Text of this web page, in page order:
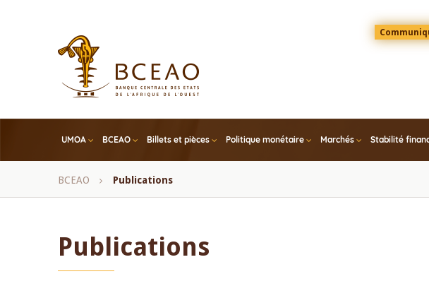
Menu
Top
UMOA BCEAO Billets et pièces Politique monétaire Marchés Stabilité
Fil
BCEAO Publications
Publications